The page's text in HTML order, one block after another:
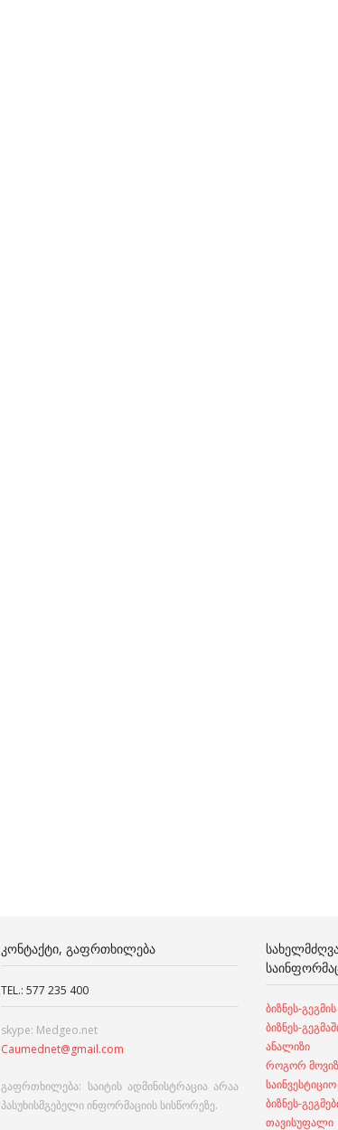
ᲙᲝᲜᲢᲐᲥᲢᲘ, ᲒᲐᲤᲠᲗᲮᲘᲚᲔᲑᲐ
TEL.: 577 235 400
skype: Medgeo.net
Caumednet@gmail.com
გაფრთხილება: საიტის ადმინისტრაცია არაა
პასუხისმგებელი ინფორმაციის სისწორეზე.
ბიზნეს-
ბიზნეს-
ანალიზი
როგორ
ბიზნეს-
თავისუფალი